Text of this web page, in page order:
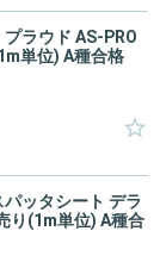
ラウド AS-PRO
単位) A種合格
ッタシート デラ
り(1m単位) A種合